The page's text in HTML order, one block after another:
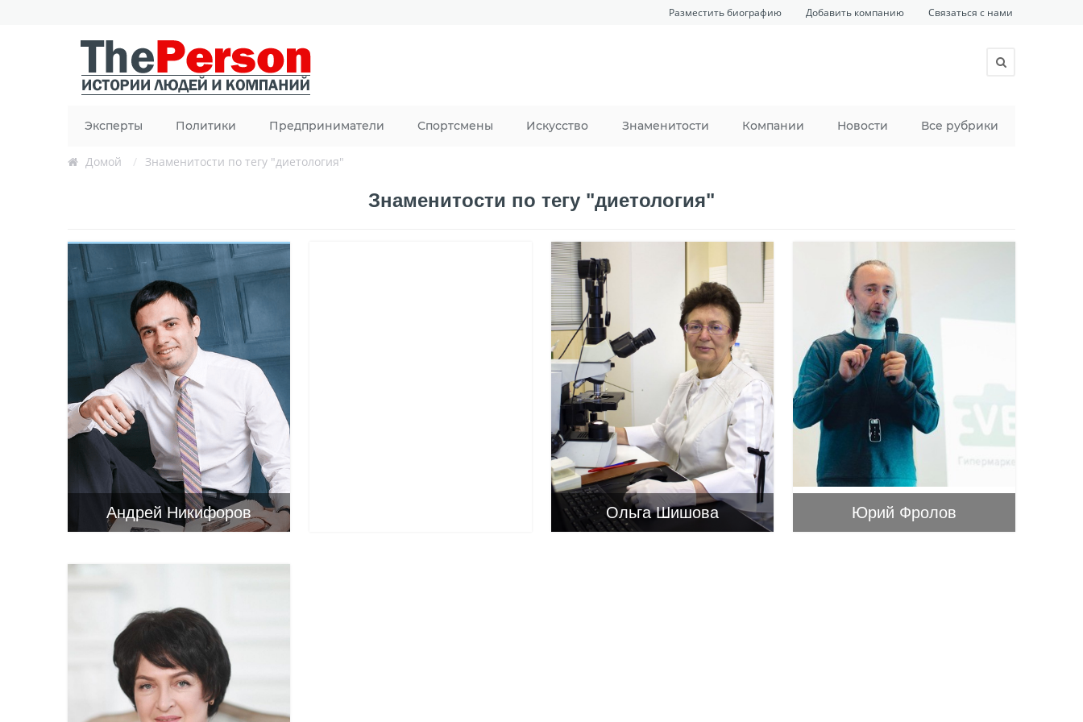
Разместить биографию Добавить компанию Связаться с нами
Эксперты Политики Предприниматели Спортсмены Искусство Знаменитости Компании Новости Все рубрики
Домой / Знаменитости по тегу "диетология"
Знаменитости по тегу "диетология"
Андрей Никифоров Ольга Шишова Юрий Фролов